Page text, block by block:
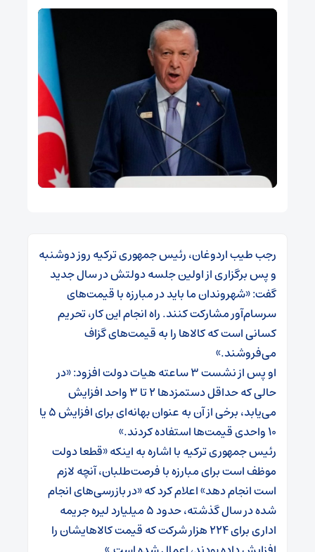
رجب طیب اردوغان، رئیس جمهوری ترکیه روز دوشنبه
و پس برگزاری از اولین جلسه دولتش در سال جدید
گفت: «شهروندان ما باید در مبارزه با قیمت‌های
سرسام‌آور مشارکت کنند. راه انجام این کار، تحریم
کسانی است که کالاها را به قیمت‌های گزاف
می‌فروشند.»
او پس از نشست ۳ ساعته هیات دولت افزود: «در
حالی که حداقل دستمزدها ۲ تا ۳ واحد افزایش
می‌یابد، برخی از آن به عنوان بهانه‌ای برای افزایش ۵ یا
۱۰ واحدی قیمت‌ها استفاده کردند.»
رئیس جمهوری ترکیه با اشاره به اینکه «قطعا دولت
موظف است برای مبارزه با فرصت‌طلبان، آنچه لازم
است انجام دهد» اعلام کرد که «در بازرسی‌های انجام
شده در سال گذشته، حدود ۵ میلیارد لیره جریمه
اداری برای ۲۲۴ هزار شرکت که قیمت کالاهایشان را